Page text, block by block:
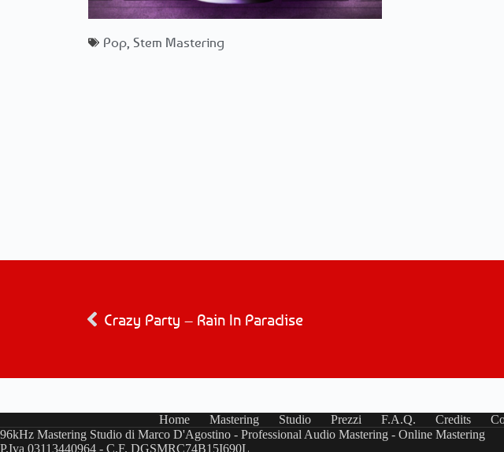
Pop, Stem Mastering
Crazy Party – Rain In Paradise
Home Mastering Studio Prezzi F.A.Q. Credits
96kHz Mastering Studio di Marco D'Agostino - Professional Audio Mastering - Online Mastering
P.Iva 03113440964 - C.F. DGSMRC74B15I690L